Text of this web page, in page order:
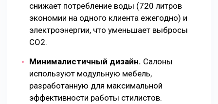
снижает потребление воды (720 литров
экономии на одного клиента ежегодно) и
электроэнергии, что уменьшает выбросы
CO2.
Минималистичный дизайн. Салоны
используют модульную мебель,
разработанную для максимальной
эффективности работы стилистов.